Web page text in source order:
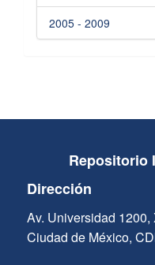
2005 - 2009
Repositorio
Dirección
Av. Universidad
Ciudad de México,